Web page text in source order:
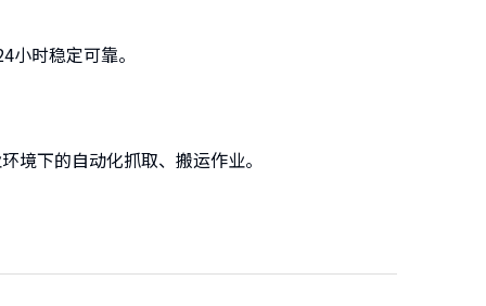
时稳定可靠。
境下的自动化抓取、搬运作业。